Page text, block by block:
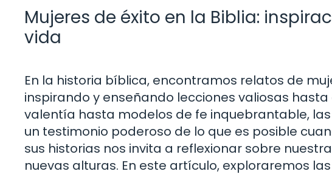
Mujeres de éxito en la Biblia:
vida
En la historia bíblica, encontramos relatos de
inspirando y enseñando lecciones valiosas
valentía hasta modelos de fe inquebrantable,
un testimonio poderoso de lo que es posible
sus historias nos invita a reflexionar sobre
nuevas alturas. En este artículo, exploraremos